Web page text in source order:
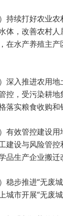
）持续打好农业
体，改善农村
在水产养殖主
）深入推进农用
控，受污染耕
落实粮食收购
）有效管控建设
建设与风险管
品生产企业搬
）稳步推进“无
城市开展“无废